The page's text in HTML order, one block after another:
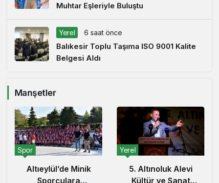
Muhtar Eşleriyle Buluştu
Yerel 6 saat önce
Balıkesir Toplu Taşıma ISO 9001 Kalite
Belgesi Aldı
Manşetler
5. Altınoluk Alevi
Kültür ve Sanat
Yerel
Arbil Akın,
Ayvalık’ta Kadın